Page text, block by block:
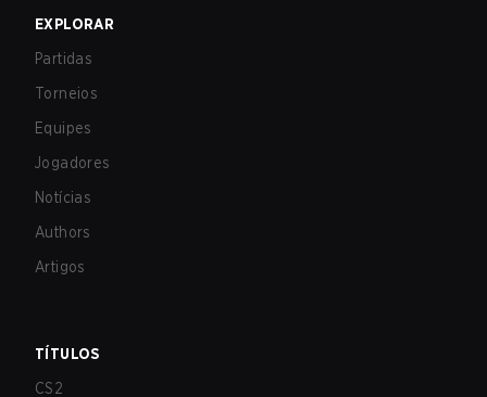
EXPLORAR
Partidas
Torneios
Equipes
Jogadores
Notícias
Authors
Artigos
TÍTULOS
CS2